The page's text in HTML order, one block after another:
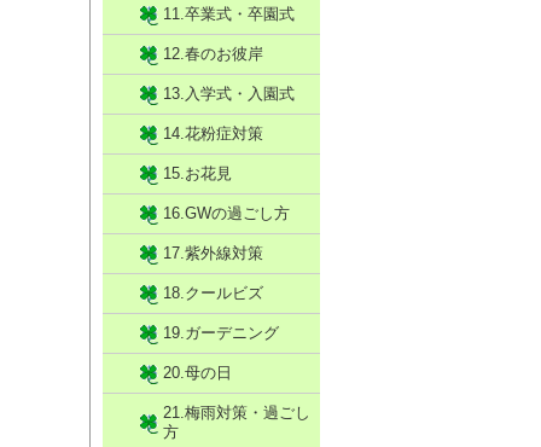
11.卒業式・卒園式
12.春のお彼岸
13.入学式・入園式
14.花粉症対策
15.お花見
16.GWの過ごし方
17.紫外線対策
18.クールビズ
19.ガーデニング
20.母の日
21.梅雨対策・過ごし
方